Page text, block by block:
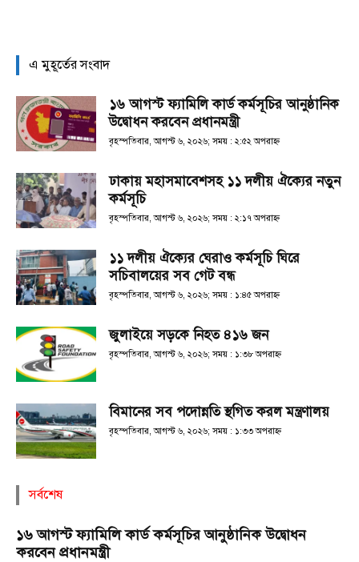
এ মুহূর্তের সংবাদ
১৬ আগস্ট ফ্যামিলি কার্ড কর্মসূচির আনুষ্ঠানিক
উদ্বোধন করবেন প্রধানমন্ত্রী
বৃহস্পতিবার, আগস্ট ৬, ২০২৬; সময় : ২:৫২ অপরাহ্ণ
ঢাকায় মহাসমাবেশসহ ১১ দলীয় ঐক্যের নতুন
কর্মসূচি
বৃহস্পতিবার, আগস্ট ৬, ২০২৬; সময় : ২:১৭ অপরাহ্ণ
১১ দলীয় ঐক্যের ঘেরাও কর্মসূচি ঘিরে
সচিবালয়ের সব গেট বন্ধ
বৃহস্পতিবার, আগস্ট ৬, ২০২৬; সময় : ১:৪৫ অপরাহ্ণ
জুলাইয়ে সড়কে নিহত ৪১৬ জন
বৃহস্পতিবার, আগস্ট ৬, ২০২৬; সময় : ১:৩৮ অপরাহ্ণ
বিমানের সব পদোন্নতি স্থগিত করল মন্ত্রণালয়
বৃহস্পতিবার, আগস্ট ৬, ২০২৬; সময় : ১:৩৩ অপরাহ্ণ
সর্বশেষ
১৬ আগস্ট ফ্যামিলি কার্ড কর্মসূচির আনুষ্ঠানিক উদ্বোধন
করবেন প্রধানমন্ত্রী